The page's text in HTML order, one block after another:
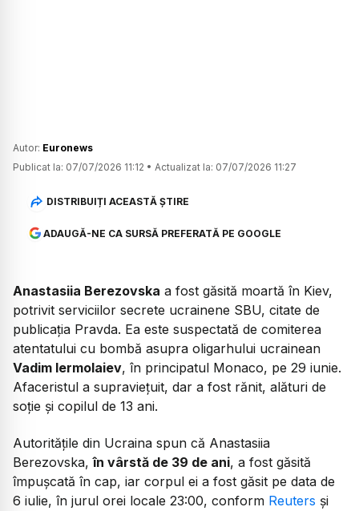
Autor: Euronews
Publicat la: 07/07/2026 11:12 • Actualizat la: 07/07/2026 11:27
DISTRIBUIȚI ACEASTĂ ȘTIRE
ADAUGĂ-NE CA SURSĂ PREFERATĂ PE GOOGLE
Anastasiia Berezovska a fost găsită moartă în Kiev,
potrivit serviciilor secrete ucrainene SBU, citate de
publicația Pravda. Ea este suspectată de comiterea
atentatului cu bombă asupra oligarhului ucrainean
Vadim Iermolaiev, în principatul Monaco, pe 29 iunie.
Afaceristul a supraviețuit, dar a fost rănit, alături de
soție și copilul de 13 ani.
Autoritățile din Ucraina spun că Anastasiia
Berezovska,în vârstă de 39 de ani, a fost găsită
împușcată în cap, iar corpul ei a fost găsit pe data de
6 iulie, în jurul orei locale 23:00, conform Reuters și